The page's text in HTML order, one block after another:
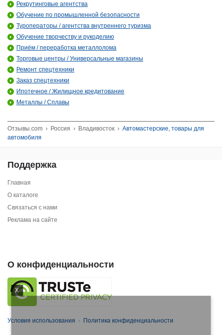
X
Рекрутинговые агентства
Обучение по промышленной безопасности
Туроператоры / агентства внутреннего туризма
Обучение творчеству и рукоделию
Приём / переработка металлолома
Торговые центры / Универсальные магазины
Ремонт спецтехники
Заказ спецтехники
Ипотечное / Жилищное кредитование
Металлы / Сплавы
Отзывы.com › Россия › Владивосток › Автомастерские, товары для
автомобиля
Поддержка
Главная
О каталоге
Связаться с нами
Реклама на сайте
О конфиденциальности
Условия использования · Политика конфиденциальности